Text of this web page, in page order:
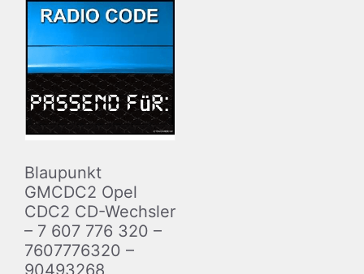
Blaupunkt
GMCDC2 Opel
CDC2 CD-Wechsler
– 7 607 776 320 –
7607776320 –